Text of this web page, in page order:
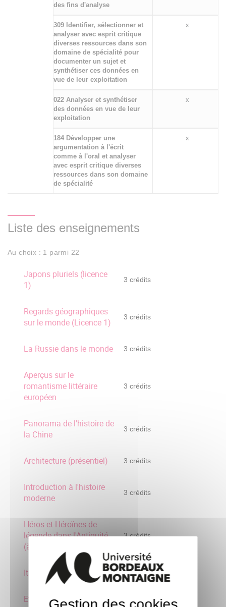
des fins d'analyse
309 Identifier, sélectionner et
analyser avec esprit critique
diverses ressources dans son
domaine de spécialité pour
documenter un sujet et
synthétiser ces données en
vue de leur exploitation
x
022 Analyser et synthétiser
des données en vue de leur
exploitation
x
184 Développer une
argumentation à l'écrit
comme à l'oral et analyser
avec esprit critique diverses
ressources dans son domaine
de spécialité
x
Liste des enseignements
Au choix : 1 parmi 22
Japons pluriels (licence
1)
3 crédits
Regards géographiques
sur le monde (Licence 1)
3 crédits
La Russie dans le monde 3 crédits
Aperçus sur le
romantisme littéraire
européen
3 crédits
Panorama de l'histoire de
la Chine
3 crédits
Architecture (présentiel) 3 crédits
Introduction à l'histoire
moderne
3 crédits
Héros et Héroïnes de
légende dans l'Antiquité
(à distance)
3 crédits
Italie : villes, art et culture 3 crédits
Etre artiste aux XXe et